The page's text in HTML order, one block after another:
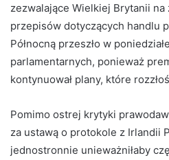
zezwalające Wielkiej Brytanii
przepisów dotyczących handlu
Północną przeszło w
parlamentarnych, ponieważ
kontynuował plany, które
Pomimo ostrej krytyki
za ustawą o protokole z Irlandii
jednostronnie unieważniłaby